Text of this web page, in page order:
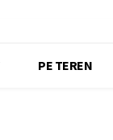
PE TEREN